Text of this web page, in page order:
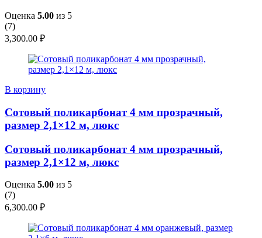
Оценка 5.00 из 5
(7)
3,300.00 ₽
В корзину
Сотовый поликарбонат 4 мм прозрачный,
размер 2,1×12 м, люкс
Сотовый поликарбонат 4 мм прозрачный,
размер 2,1×12 м, люкс
Оценка 5.00 из 5
(7)
6,300.00 ₽